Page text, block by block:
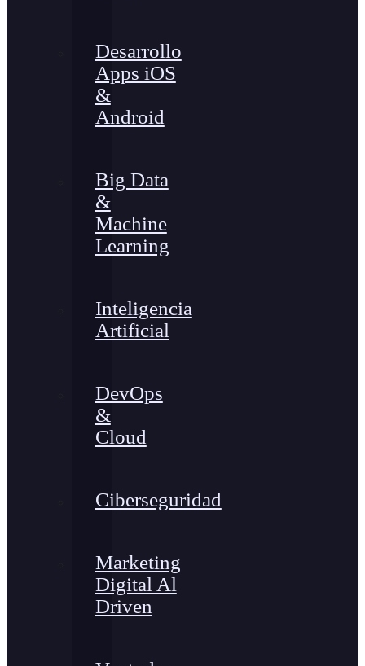
Desarrollo
Apps iOS
&
Android
Big Data
&
Machine
Learning
Inteligencia
Artificial
DevOps
&
Cloud
Ciberseguridad
Marketing
Digital Al
Driven